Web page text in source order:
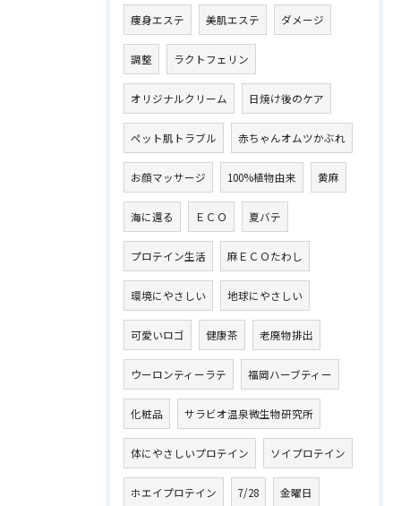
痩身エステ 美肌エステ ダメージ
調整 ラクトフェリン
オリジナルクリーム 日焼け後のケア
ペット肌トラブル 赤ちゃんオムツかぶれ
お顔マッサージ 100%植物由来 黄麻
海に還る ＥＣＯ 夏バテ
プロテイン生活 麻ＥＣＯたわし
環境にやさしい 地球にやさしい
可愛いロゴ 健康茶 老廃物排出
ウーロンティーラテ 福岡ハーブティー
化粧品 サラビオ温泉微生物研究所
体にやさしいプロテイン ソイプロテイン
ホエイプロテイン 7/28 金曜日